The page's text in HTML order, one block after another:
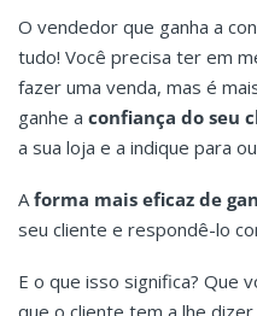
O vendedor que ganha a
tudo! Você precisa ter em
fazer uma venda, mas é
ganhe a confiança do seu
a sua loja e a indique para
A forma mais eficaz de
seu cliente e respondê-lo
E o que isso significa? Que
que o cliente tem a lhe